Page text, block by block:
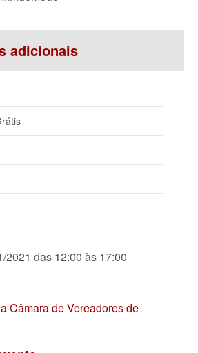
adicionais
2021 das 12:00 às 17:00
Câmara de Vereadores de